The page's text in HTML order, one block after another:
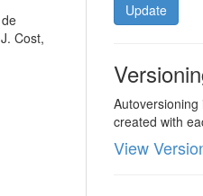
Update
created with
View
Cost,